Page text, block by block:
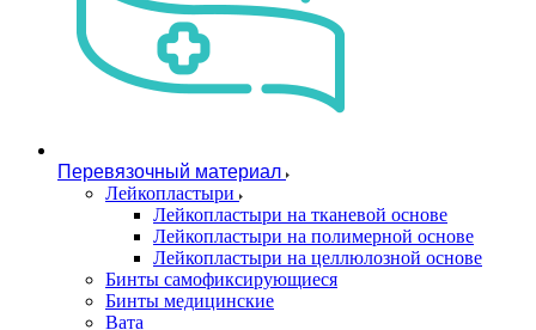
Перевязочный материал
Лейкопластыри
Лейкопластыри на тканевой основе
Лейкопластыри на полимерной основе
Лейкопластыри на целлюлозной основе
Бинты самофиксирующиеся
Бинты медицинские
Вата